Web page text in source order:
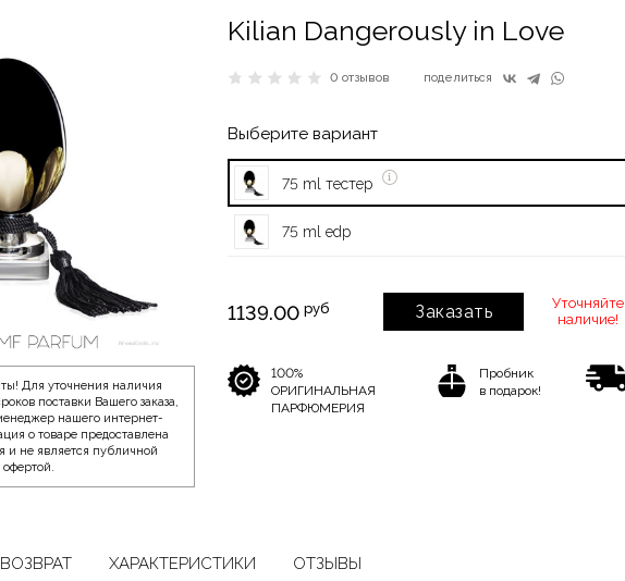
Для уточнения наличия
поставки Вашего заказа,
нашего интернет-
о товаре предоставлена
и не является публичной
офертой.
Kilian Dangerously in Love
0 отзывов поделиться
Выберите вариант
75 ml тестер
75 ml edp
1139.00 руб Заказать
Уточняйте
наличие!
100%
ОРИГИНАЛЬНАЯ
ПАРФЮМЕРИЯ
Пробник
в подарок!
ВОЗВРАТ ХАРАКТЕРИСТИКИ ОТЗЫВЫ